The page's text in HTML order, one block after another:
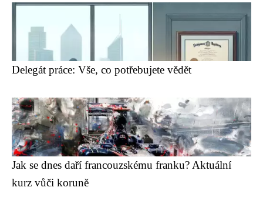
Delegát práce: Vše, co potřebujete vědět
Jak se dnes daří francouzskému franku? Aktuální
kurz vůči koruně